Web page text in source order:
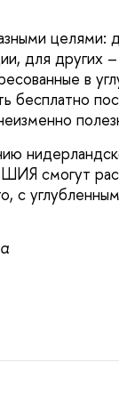
целями:
для других
в
бесплатно
смогут
с